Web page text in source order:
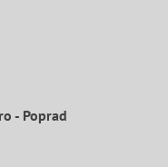
- Poprad